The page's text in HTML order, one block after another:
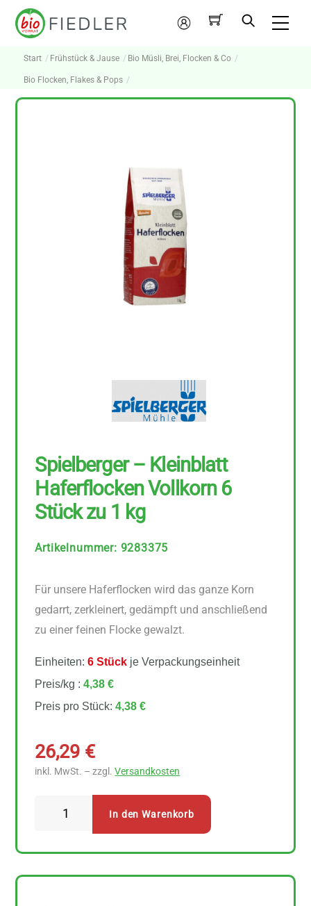
Skip
Mein
Konto
Start Frühstück & Jause Bio Müsli, Brei, Flocken & Co
Bio Flocken, Flakes & Pops
Spielberger – Kleinblatt
Haferflocken Vollkorn 6
Stück zu 1 kg
Artikelnummer: 9283375
Für unsere Haferflocken wird das ganze Korn
gedarrt, zerkleinert, gedämpft und anschließend
zu einer feinen Flocke gewalzt.
Einheiten:6 Stück je Verpackungseinheit
Preis/kg :4,38 €
Preis pro Stück:4,38 €
26,29 €
inkl. MwSt. – zzgl.Versandkosten
In den Warenkorb